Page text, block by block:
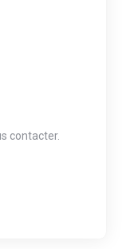
contacter.